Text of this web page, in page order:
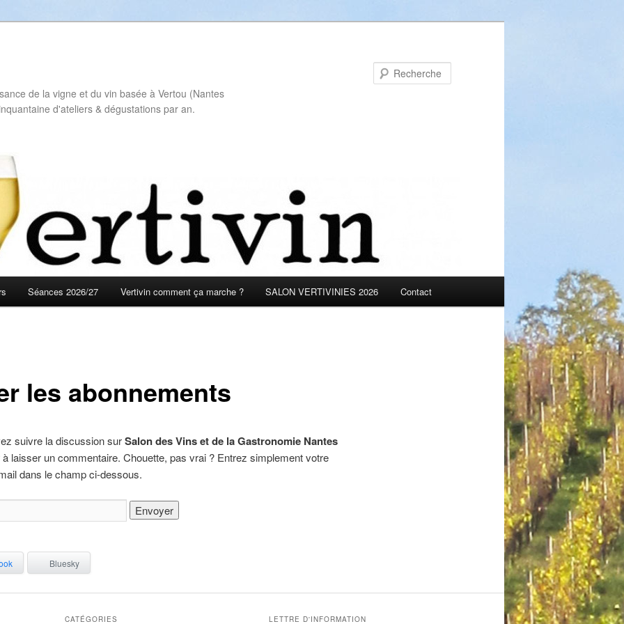
de la vigne et du vin basée à Vertou (Nantes
d'ateliers & dégustations par an.
Séances 2026/27 Vertivin comment ça marche ? SALON VERTIVINIES 2026 Contact
les abonnements
suivre la discussion surSalon des Vins et de la Gastronomie Nantes
laisser un commentaire. Chouette, pas vrai ? Entrez simplement votre
dans le champ ci-dessous.
Bluesky
CATÉGORIES LETTRE D'INFORMATION